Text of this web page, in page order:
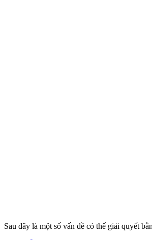
Sau đây là một số vấn đề có thể giải quyết